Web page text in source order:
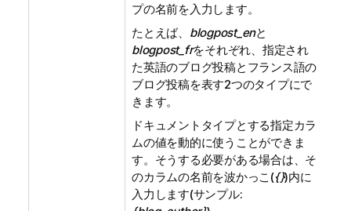
プの名前を入力します。
たとえば、 blogpost_enと
blogpost_frをそれぞれ、指定され
た英語のブログ投稿とフランス語の
ブログ投稿を表す2つのタイプにで
きます。
ドキュメントタイプとする指定カラ
ムの値を動的に使うことができま
す。そうする必要がある場合は、そ
のカラムの名前を波かっこ({})内に
入力します(サンプル: